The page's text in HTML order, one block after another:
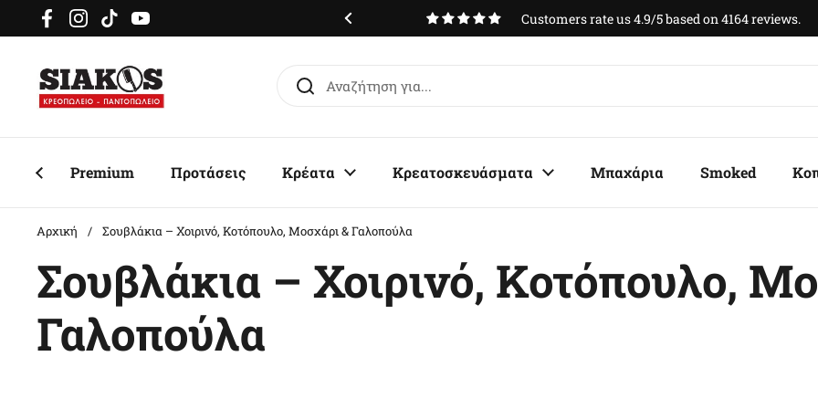
Μετάβαση στο περιεχόμενο
FacebookInstagram
TikTokYouTube
delivery σε όλη την Αττική Customers rate us 4.9/5 based on 4164 reviews.
Premium Προτάσεις Κρέατα Κρεατοσκευάσματα Μπαχάρια Smoked
Αρχική / Σουβλάκια – Χοιρινό, Κοτόπουλο, Μοσχάρι & Γαλοπούλα
Σουβλάκια – Χοιρινό, Κοτόπουλο,
Γαλοπούλα